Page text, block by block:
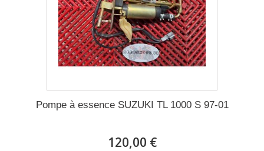
Pompe à essence SUZUKI TL 1000 S 97-01
120,00 €